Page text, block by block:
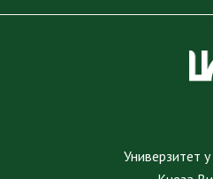
Универзитет